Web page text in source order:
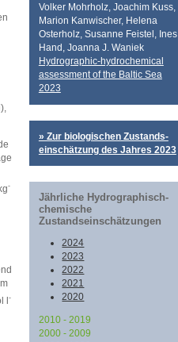
-
l-
Volker Mohrholz, Joachim Kuss,
Marion Kanwischer, Helena
Osterholz, Susanne Feistel, Ines
Hand, Joanna J. Waniek
Hydrographic-hydrochemical
assessment of the Baltic Sea
2023
» Zur biologischen Zustands-
einschätzung des Jahres 2023
Jährliche Hydrographisch-
chemische
Zustandseinschätzungen
2024
2023
2022
2021
2020
2010 - 2019
2000 - 2009